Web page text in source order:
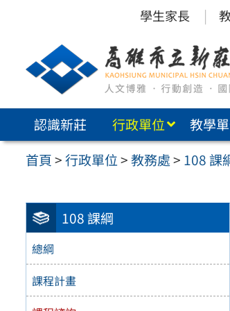
內
學生家長
認識新莊 行政單位 教學
首頁>行政單位>教務處> 108 課
108 課綱
總綱
課程計畫